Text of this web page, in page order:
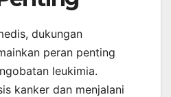
dukungan
peran penting
leukimia.
kanker dan menjalani